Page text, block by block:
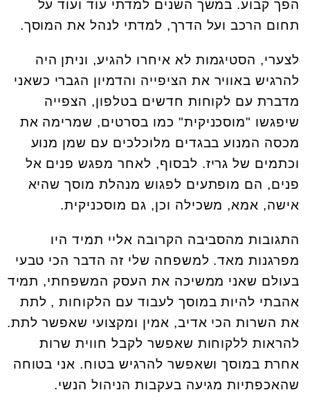
הפך קבוע. במשך השנים למדתי עוד ועוד על
תחום הרכב ועל הדרך, למדתי לנהל את המוסך.
לצערי, הסטיגמות לא איחרו להגיע, וניתן היה
להרגיש באוויר את הציפייה והדמיון הגברי כשאני
מדברת עם לקוחות חדשים בטלפון, הצפייה
שיפגשו "מוסכניקית" כמו בסרטים, שמרימה את
מכסה המנוע בבגדים מלוכלכים עם שמן מנוע
וכתמים של גריז. לבסוף, לאחר מפגש פנים אל
פנים, הם מופתעים לפגוש מנהלת מוסך שהיא
אישה, אמא, משכילה וכן, גם מוסכניקית.
התגובות מהסביבה הקרובה אליי תמיד היו
מפרגנות מאד. למשפחה שלי זה הדבר הכי טבעי
בעולם שאני ממשיכה את העסק המשפחתי, תמיד
אהבתי להיות במוסך לעבוד עם הלקוחות , לתת
את השרות הכי אדיב, אמין ומקצועי שאפשר לתת.
להראות ללקוחות שאפשר לקבל חווית שרות
אחרת במוסך ושאפשר להרגיש בטוח. אני בטוחה
שהאכפתיות מגיעה בעקבות הניהול הנשי.